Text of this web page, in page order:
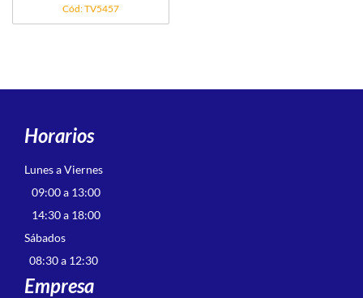
Cód: TV5457
Horarios
Lunes a Viernes
09:00 a 13:00
14:30 a 18:00
Sábados
08:30 a 12:30
Empresa